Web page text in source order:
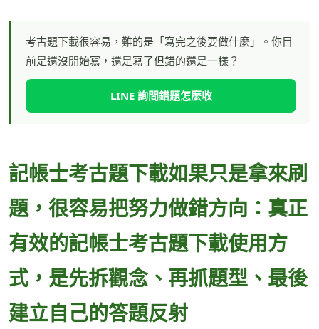
考古題下載很容易，難的是「寫完之後要做什麼」。你目
前是還沒開始寫，還是寫了但錯的還是一樣？
LINE 詢問錯題怎麼收
記帳士考古題下載如果只是拿來刷
題，很容易把努力做錯方向：真正
有效的記帳士考古題下載使用方
式，是先拆觀念、再抓題型、最後
建立自己的答題反射